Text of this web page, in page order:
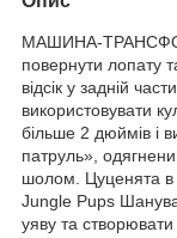
МАШИНА-
повернути лопату
відсік у задній
використовувати
більше 2 дюймів і
патруль»,
шолом. Цуценята в
Jungle Pups
уяву та